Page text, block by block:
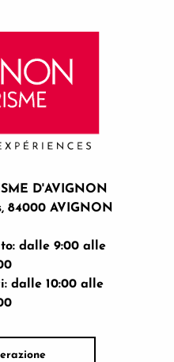
D'AVIGNON
84000 AVIGNON
dalle 9:00 alle
dalle 10:00 alle